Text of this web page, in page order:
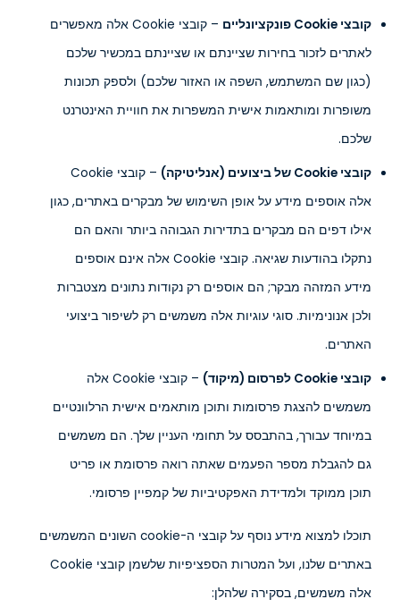
קובצי Cookie פונקציונליים
– קובצי Cookie אלה מאפשרים
לאתרים לזכור בחירות שציינתם או שציינתם במכשיר שלכם
(כגון שם המשתמש, השפה או האזור שלכם) ולספק תכונות
משופרות ומותאמות אישית המשפרות את חוויית האינטרנט
שלכם.
קובצי Cookie של ביצועים (אנליטיקה)
– קובצי Cookie
אלה אוספים מידע על אופן השימוש של מבקרים באתרים, כגון
אילו דפים הם מבקרים בתדירות הגבוהה ביותר והאם הם
נתקלו בהודעות שגיאה. קובצי Cookie אלה אינם אוספים
מידע המזהה מבקר; הם אוספים רק נקודות נתונים מצטברות
ולכן אנונימיות. סוגי עוגיות אלה משמשים רק לשיפור ביצועי
האתרים.
קובצי Cookie לפרסום (מיקוד)
– קובצי Cookie אלה
משמשים להצגת פרסומות ותוכן מותאמים אישית הרלוונטיים
במיוחד עבורך, בהתבסס על תחומי העניין שלך. הם משמשים
גם להגבלת מספר הפעמים שאתה רואה פרסומת או פריט
תוכן ממוקד ולמדידת האפקטיביות של קמפיין פרסומי.
תוכלו למצוא מידע נוסף על קובצי ה-cookie השונים המשמשים
באתרים שלנו, ועל המטרות הספציפיות שלשמן קובצי Cookie
אלה משמשים, בסקירה שלהלן: